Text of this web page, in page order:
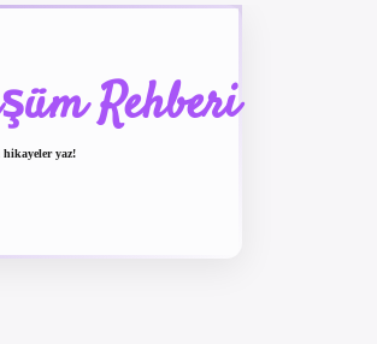
Rehberi
hikayeler yaz!